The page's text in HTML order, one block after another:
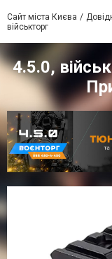
Сайт міста Києва
військторг
4.5.0,